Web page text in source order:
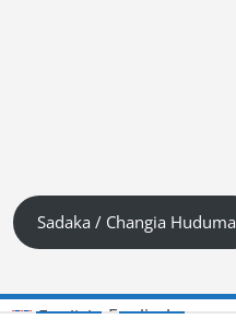
Sadaka / Changia Huduma
English( Englisch)